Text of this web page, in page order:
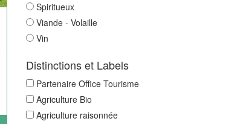
Spiritueux
Viande - Volaille
Vin
Distinctions et Labels
Partenaire Office Tourisme
Agriculture Bio
Agriculture raisonnée